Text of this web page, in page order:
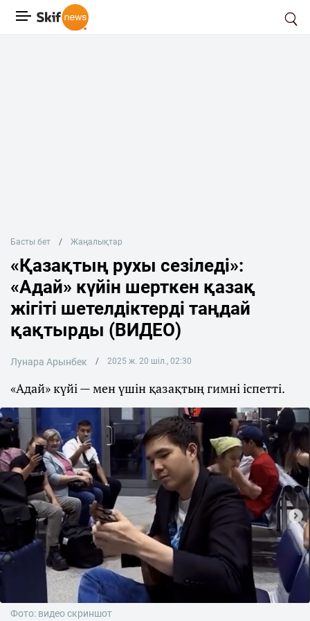
Басты бет Жаңалықтар
«Қазақтың рухы сезіледі»:
«Адай» күйін шерткен қазақ
жігіті шетелдіктерді таңдай
қақтырды (ВИДЕО)
Лунара Арынбек 2025 ж. 20 шіл., 02:30
«Адай» күйі — мен үшін қазақтың гимні іспетті.
Фото: видео скриншот